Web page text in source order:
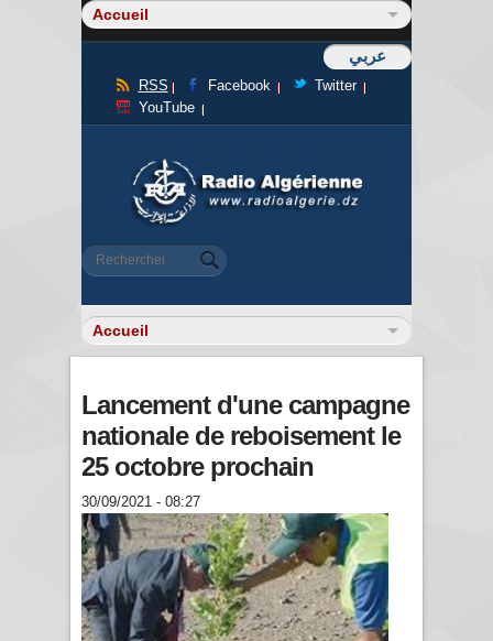
عربي
RSS Facebook
Twitter
YouTube
Formulaire de recherche
Rechercher
Lancement d'une campagne
nationale de reboisement le
25 octobre prochain
30/09/2021 - 08:27